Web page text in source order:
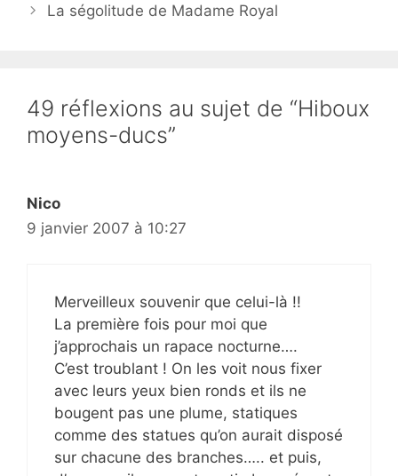
La ségolitude de Madame Royal
49 réflexions au sujet de “Hiboux
moyens-ducs”
Nico
9 janvier 2007 à 10:27
Merveilleux souvenir que celui-là !!
La première fois pour moi que
j’approchais un rapace nocturne….
C’est troublant ! On les voit nous fixer
avec leurs yeux bien ronds et ils ne
bougent pas une plume, statiques
comme des statues qu’on aurait disposé
sur chacune des branches….. et puis,